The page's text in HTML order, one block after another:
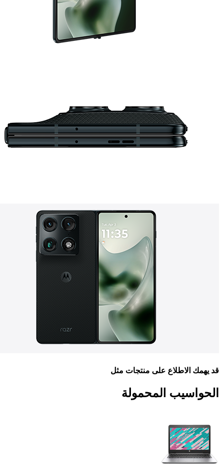
الاطلاع على منتجات مثل
المحمولة